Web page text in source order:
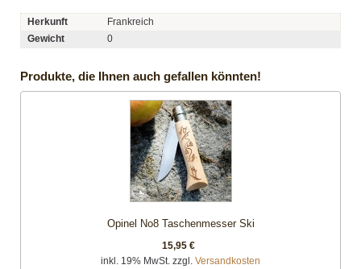
Herkunft
Frankreich
Gewicht
0
Produkte, die Ihnen auch gefallen könnten!
Opinel No8 Taschenmesser Ski
15,95 €
inkl. 19% MwSt. zzgl. Versandkosten